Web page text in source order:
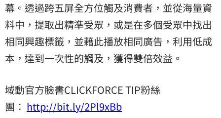
幕。透過跨五屏全方位觸及消費者，並從海量資
料中，提取出精準受眾，或是在多個受眾中找出
相同興趣標籤，並藉此播放相同廣告，利用低成
本，達到一次性的觸及，獲得雙倍效益。
域動官方臉書CLICKFORCE TIP粉絲
團： http://bit.ly/2Pl9xBb